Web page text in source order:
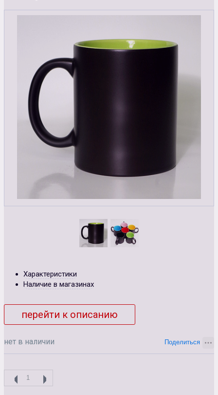
Характеристики
Наличие в магазинах
перейти к описанию
нет в наличии